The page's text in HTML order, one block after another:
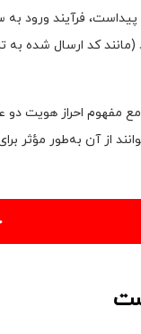
فرآیند ورود
(مانند کد ارسال شده
مفهوم احراز هویت
از آن به‌طور مؤثر